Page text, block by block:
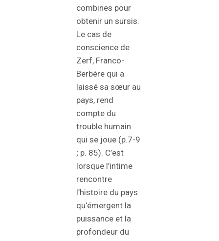
combines pour
obtenir un sursis.
Le cas de
conscience de
Zerf, Franco-
Berbère qui a
laissé sa sœur au
pays, rend
compte du
trouble humain
qui se joue (p.7-9
; p. 85). C’est
lorsque l’intime
rencontre
l’histoire du pays
qu’émergent la
puissance et la
profondeur du